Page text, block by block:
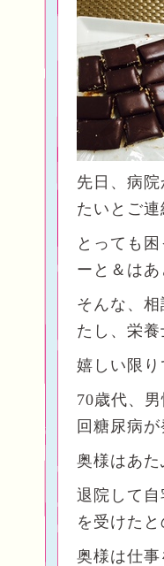
先日、病
たいとご
とっても
ーと＆は
そんな、
たし、栄
嬉しい限り
70歳代、
回糖尿病
奥様はあた
退院して
を受けたと
奥様は仕